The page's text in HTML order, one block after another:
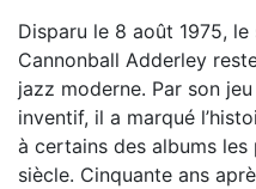
Disparu le 8 août 1975,
Cannonball Adderley
jazz moderne. Par son
inventif, il a marqué
à certains des albums les
siècle. Cinquante ans